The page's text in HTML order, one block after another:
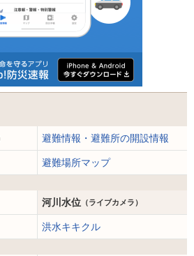
避難情報・避難所の開設情報
避難場所マップ
河川水位 （ライブカメラ）
洪水キキクル